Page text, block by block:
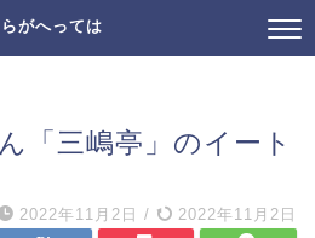
がへっては
「三嶋亭」のイート
2022年11月2日 / 2022年11月2日